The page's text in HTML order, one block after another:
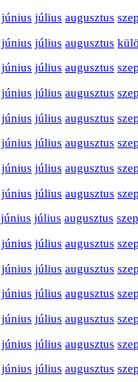
június július augusztus
június július augusztus
június július augusztus
június július augusztus
június július augusztus
június július augusztus
június július augusztus
június július augusztus
június július augusztus
június július augusztus
június július augusztus
június július augusztus
június július augusztus
június július augusztus
június július augusztus